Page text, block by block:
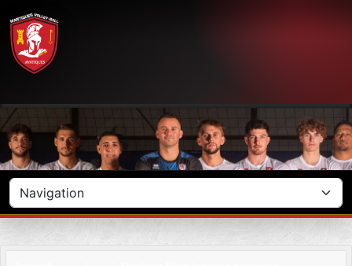
Panneau de gestion des cookies